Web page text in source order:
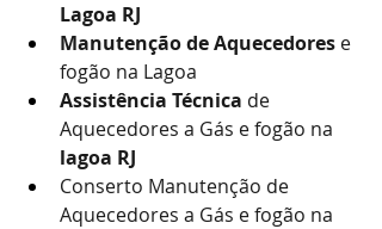
Lagoa RJ
Manutenção de Aquecedores e
fogão na Lagoa
Assistência Técnica de
Aquecedores a Gás e fogão na
lagoa RJ
Conserto Manutenção de
Aquecedores a Gás e fogão na